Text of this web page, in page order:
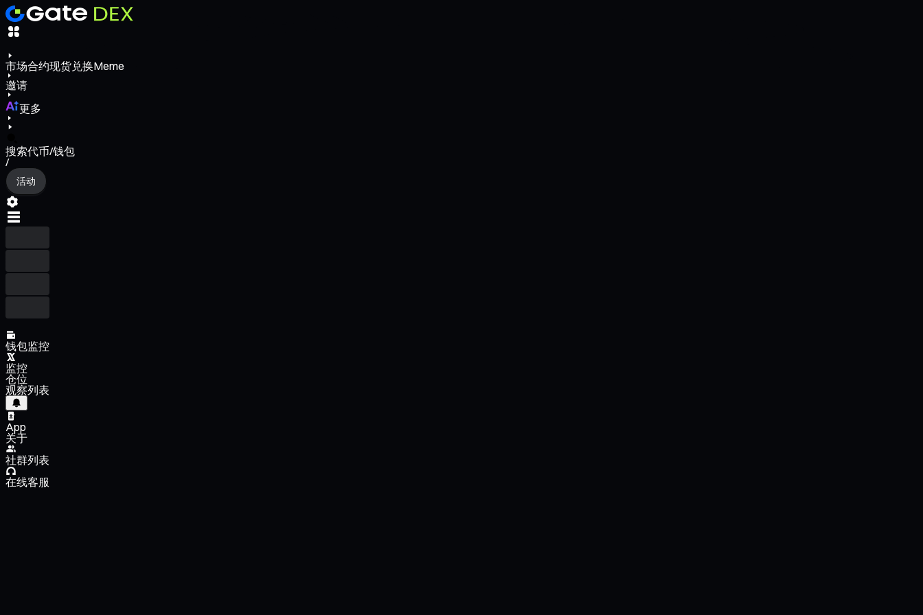
市场合约现货兑换Meme
邀请
更多
搜索代币/钱包
/
活动
钱包监控
监控
仓位
观察列表
App
关于
社群列表
在线客服